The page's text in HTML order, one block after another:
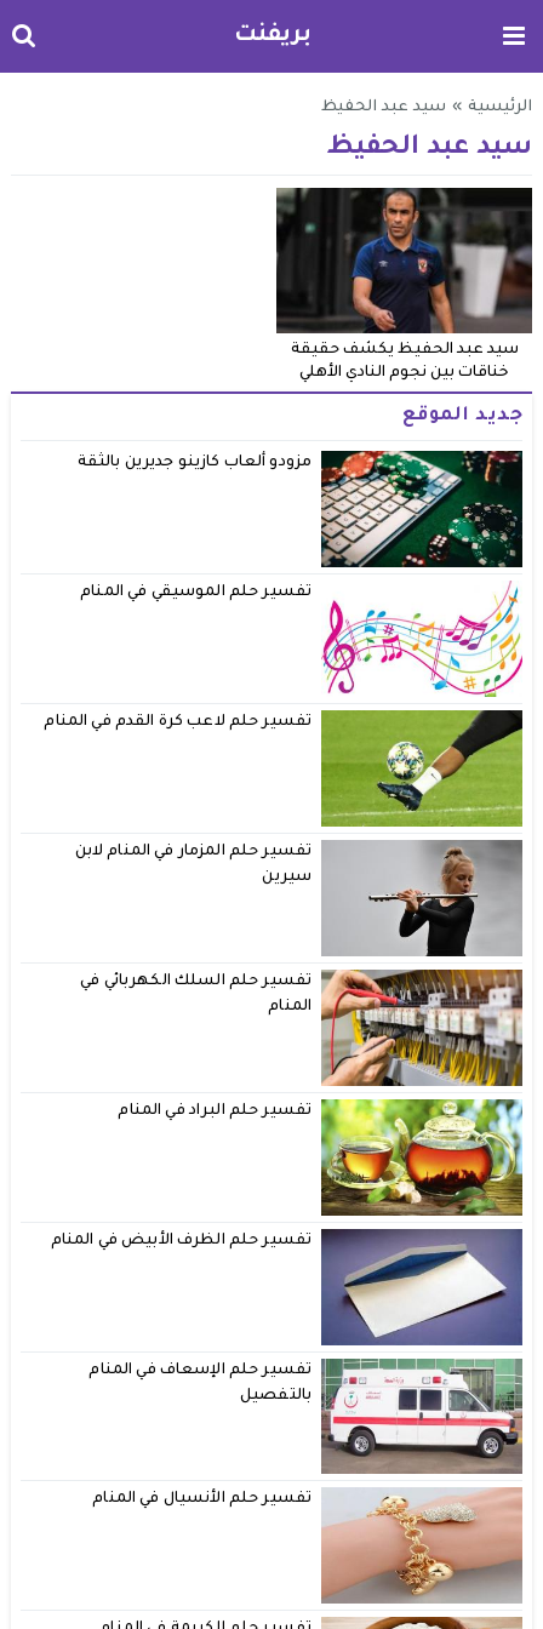
بريفنت
الرئيسية » سيد عبد الحفيظ
سيد عبد الحفيظ
سيد عبد الحفيظ يكشف حقيقة
خناقات بين نجوم النادي الأهلي
جديد الموقع
مزودو ألعاب كازينو جديرين بالثقة
تفسير حلم الموسيقي في المنام
تفسير حلم لاعب كرة القدم في المنام
تفسير حلم المزمار في المنام لابن
سيرين
تفسير حلم السلك الكهربائي في
المنام
تفسير حلم البراد في المنام
تفسير حلم الظرف الأبيض في المنام
تفسير حلم الإسعاف في المنام
بالتفصيل
تفسير حلم الأنسيال في المنام